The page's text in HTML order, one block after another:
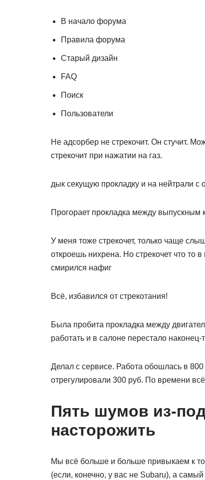
В начало форума
Правила форума
Старый дизайн
FAQ
Поиск
Пользователи
Не адсорбер не стрекочит. Он стучит.
стрекочит при нажатии на газ.
дык секущую прокладку и на нейтрали
Прогорает прокладка между выпускным
У меня тоже стрекочет, только чаще
откроешь нихрена. Но стрекочет что то
смирился нафиг
Всё, избавился от стрекотания!
Была пробита прокладка между
работать и в салоне перестало
Делал с сервисе. Работа обошлась в
отрегулировали 300 руб. По времени
Пять шумов из-
насторожить
Мы всё больше и больше привыкаем к
(если, конечно, у вас не Subaru), а